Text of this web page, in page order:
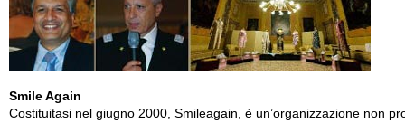
Smile Again
Costituitasi nel giugno 2000, Smileagain, è un’organizzazione non